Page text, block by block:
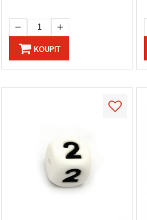
Nastavení
KOUPIT